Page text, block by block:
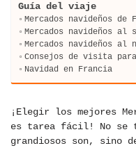
Guía del viaje
Mercados navideños
Mercados navideños al
Mercados navideños al
Consejos de visita
Navidad en Francia
¡Elegir los mejores
es tarea fácil! No se
grandiosos son, sino